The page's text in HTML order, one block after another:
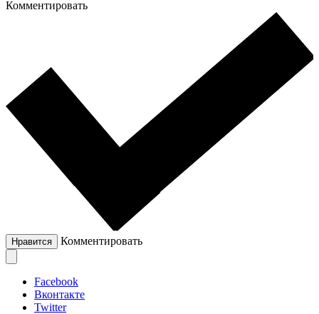
Комментировать
Нравится Комментировать
Facebook
Вконтакте
Twitter